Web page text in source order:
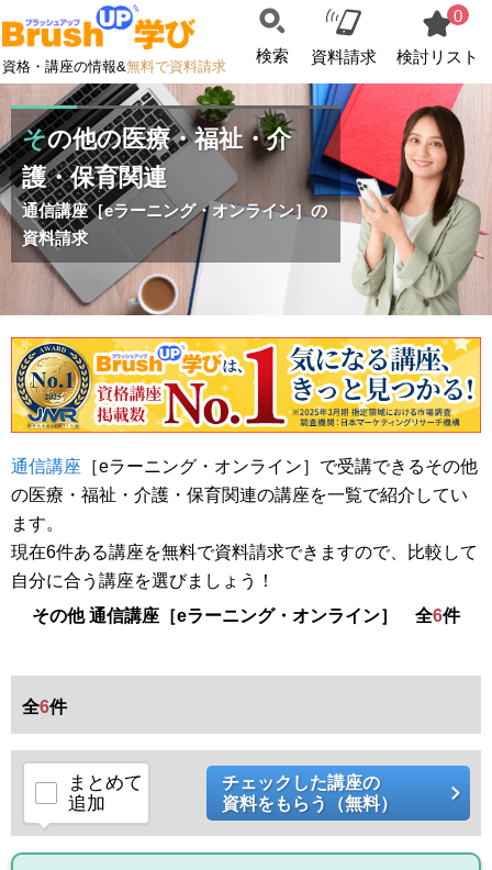
資格・講座の情報&無料で資料請求
検索 資料請求
0
検討リスト
その他の医療・福祉・介
護・保育関連
通信講座［eラーニング・オンライン］の
資料請求
通信講座 ［eラーニング・オンライン］で受講できるその他
の医療・福祉・介護・保育関連の講座を一覧で紹介してい
ます。
現在6件ある講座を無料で資料請求できますので、比較して
自分に合う講座を選びましょう！
その他 通信講座［eラーニング・オンライン］ 全6件
全6件
まとめて
追加
チェックした講座の
資料をもらう（無料）